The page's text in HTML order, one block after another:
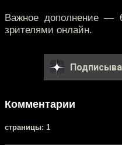
Важное дополнение —
зрителями онлайн.
Комментарии
cтраницы: 1